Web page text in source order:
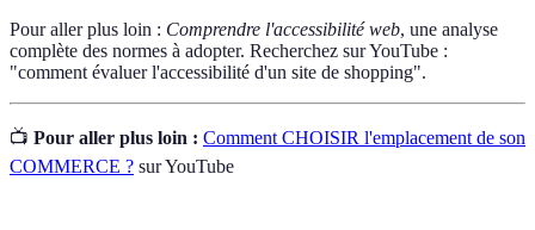
Pour aller plus loin : Comprendre l'accessibilité web, une analyse
complète des normes à adopter. Recherchez sur YouTube :
"comment évaluer l'accessibilité d'un site de shopping".
📺 Pour aller plus loin : Comment CHOISIR l'emplacement de son
COMMERCE ? sur YouTube